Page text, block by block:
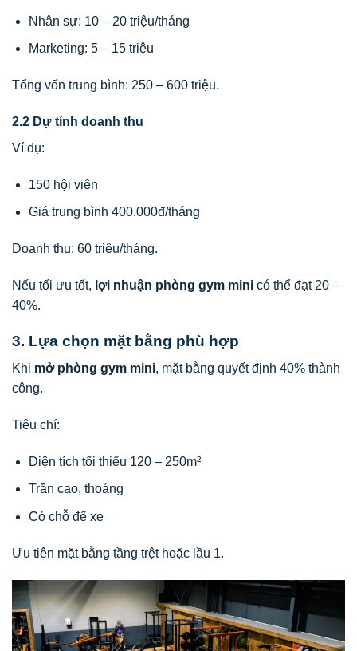
Nhân sự: 10 – 20 triệu/tháng
Marketing: 5 – 15 triệu
Tổng vốn trung bình: 250 – 600 triệu.
2.2 Dự tính doanh thu
Ví dụ:
150 hội viên
Giá trung bình 400.000đ/tháng
Doanh thu: 60 triệu/tháng.
Nếu tối ưu tốt, lợi nhuận phòng gym mini có thể đạt 20 –
40%.
3. Lựa chọn mặt bằng phù hợp
Khi mở phòng gym mini, mặt bằng quyết định 40% thành
công.
Tiêu chí:
Diện tích tối thiểu 120 – 250m²
Trần cao, thoáng
Có chỗ để xe
Ưu tiên mặt bằng tầng trệt hoặc lầu 1.